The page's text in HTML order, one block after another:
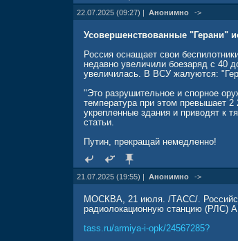
22.07.2025 (09:27) | Анонимно ->
Усовершенствованные "Герани"
Россия оснащает свои
недавно увеличили боезаряд с 40
увеличилась. В ВСУ жалуются:
"Это разрушительное и спорное
температура при этом превышает
укрепленные здания и приводят к
статьи.
Путин, прекращай немедленно!
21.07.2025 (19:55) | Анонимно ->
МОСКВА, 21 июля. /ТАСС/.
радиолокационную станцию (РЛС)
tass.ru/armiya-i-opk/24567285?